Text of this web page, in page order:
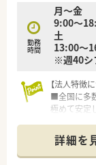
■階層別や
しており、
■実績を残
本社部門へ
■社内公募
勤務
時間
月～金
9:00～
土
13:00～
※週40シ
【法人特徴
■全国に多
極めて安定
して長く働
■真の医薬
ど先進的な
詳細を